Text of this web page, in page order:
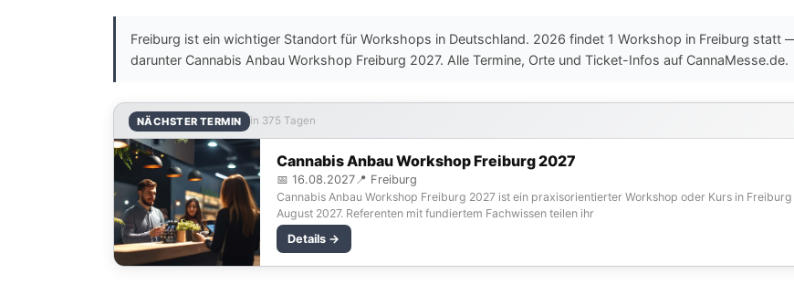
Freiburg ist ein wichtiger Standort für Workshops in Deutschland. 2026 findet 1 Workshop in Freiburg statt
darunter Cannabis Anbau Workshop Freiburg 2027. Alle Termine, Orte und Ticket-Infos auf CannaMesse.de.
NÄCHSTER TERMIN in 375 Tagen
Cannabis Anbau Workshop Freiburg 2027
📅 16.08.2027📍 Freiburg
Cannabis Anbau Workshop Freiburg 2027 ist ein praxisorientierter Workshop oder Kurs in Freiburg
August 2027. Referenten mit fundiertem Fachwissen teilen ihr
Details →